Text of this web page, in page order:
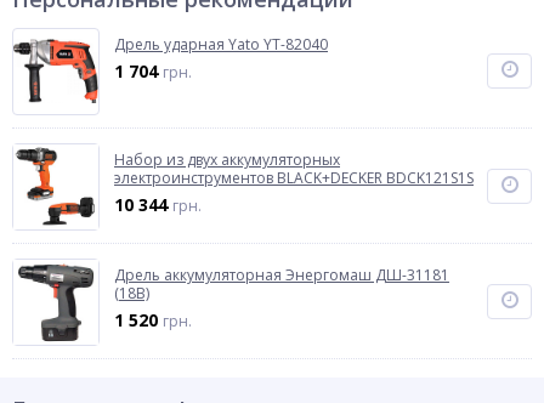
Дрель ударная Yato YT-82040
1 704 грн.
Набор из двух аккумуляторных
электроинструментов BLACK+DECKER BDCK121S1S
10 344 грн.
Дрель аккумуляторная Энергомаш ДШ-31181
(18В)
1 520 грн.